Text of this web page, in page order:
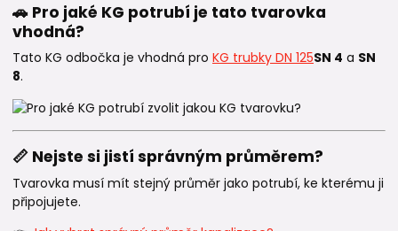
🚗 Pro jaké KG potrubí je tato tvarovka
vhodná?
Tato KG odbočka je vhodná pro KG trubky DN 125SN 4 a SN
8.
📏 Nejste si jistí správným průměrem?
Tvarovka musí mít stejný průměr jako potrubí, ke kterému ji
připojujete.